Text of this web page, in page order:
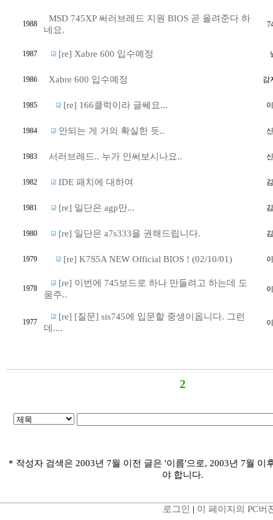
1988
MSD 745XP 써러브레드 지원 BIOS 곧 올려준다 하
네요.
1987 [re] Xabre 600 입수예정
1986 Xabre 600 입수예정 감
1985 [re] 166클럭이라 글쎄요...
1984 안되는 게 거의 확실한 듯..
1983 서러브레드.. 누가 안써보시나요..
1982 IDE 패치에 대하여
1981 [re] 일단은 agp만...
1980 [re] 일단은 a7s333을 권해드립니다.
1979 [re] K7S5A NEW Official BIOS ! (02/10/01)
1978
[re] 이번에 745보드로 하나 만들려고 하는데 도
움주..
1977
[re] [질문] sis745에 입문할 중생이옵니다. 그런
데....
2
* 작성자 검색은 2003년 7월 이전 글은 '이름'으로, 2003년 7월 이
야 합니다.
로그인 | 이 페이지의 PC버